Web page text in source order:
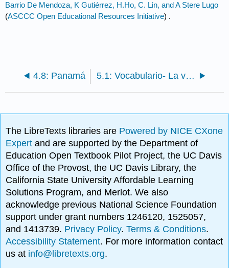
Barrio De Mendoza, K Gutiérrez, H.Ho, C. Lin, and A Stere Lugo
(ASCCC Open Educational Resources Initiative) .
4.8: Panamá 5.1: Vocabulario- La vivienda
The LibreTexts libraries are Powered by NICE CXone
Expertand are supported by the Department of
Education Open Textbook Pilot Project, the UC Davis
Office of the Provost, the UC Davis Library, the
California State University Affordable Learning
Solutions Program, and Merlot. We also
acknowledge previous National Science Foundation
support under grant numbers 1246120, 1525057,
and 1413739. Privacy Policy.Terms & Conditions.
Accessibility Statement. For more information contact
us at info@libretexts.org.